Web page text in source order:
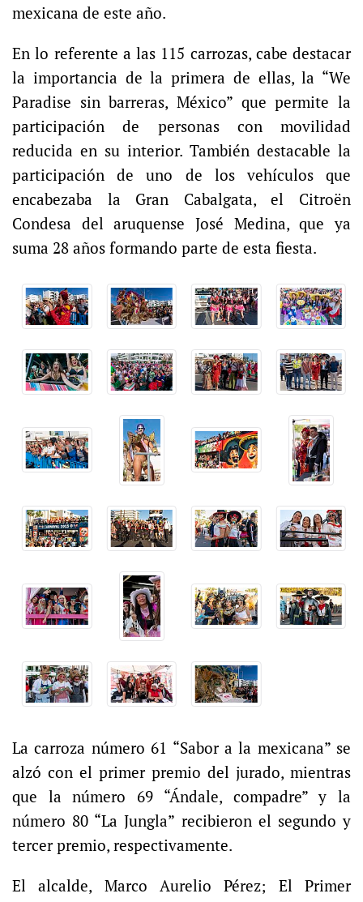
mexicana de este año.
En lo referente a las 115 carrozas, cabe destacar
la importancia de la primera de ellas, la “We
Paradise sin barreras, México” que permite la
participación de personas con movilidad
reducida en su interior. También destacable la
participación de uno de los vehículos que
encabezaba la Gran Cabalgata, el Citroën
Condesa del aruquense José Medina, que ya
suma 28 años formando parte de esta fiesta.
La carroza número 61 “Sabor a la mexicana” se
alzó con el primer premio del jurado, mientras
que la número 69 “Ándale, compadre” y la
número 80 “La Jungla” recibieron el segundo y
tercer premio, respectivamente.
El alcalde, Marco Aurelio Pérez; El Primer